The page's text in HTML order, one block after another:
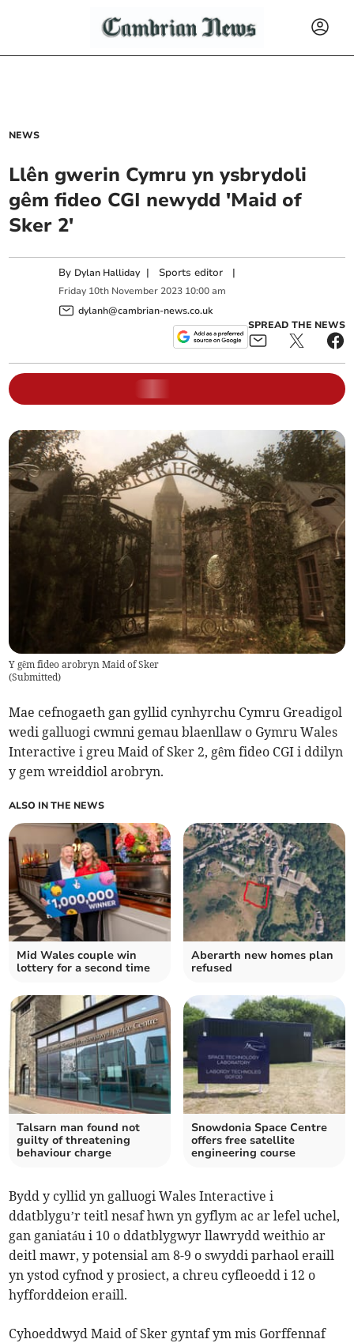
NEWS
Llên gwerin Cymru yn ysbrydoli
gêm fideo CGI newydd 'Maid of
Sker 2'
By Dylan Halliday | Sports editor |
Friday 10th November 2023 10:00 am
dylanh@cambrian-news.co.uk
SPREAD THE NEWS
Y gêm fideo arobryn Maid of Sker
(Submitted)
Mae cefnogaeth gan gyllid cynhyrchu Cymru Greadigol
wedi galluogi cwmni gemau blaenllaw o Gymru Wales
Interactive i greu Maid of Sker 2, gêm fideo CGI i ddilyn
y gem wreiddiol arobryn.
ALSO IN THE NEWS
Mid Wales couple win
lottery for a second time
Aberarth new homes plan
refused
Talsarn man found not
guilty of threatening
behaviour charge
Snowdonia Space Centre
offers free satellite
engineering course
Bydd y cyllid yn galluogi Wales Interactive i
ddatblygu’r teitl nesaf hwn yn gyflym ac ar lefel uchel,
gan ganiatáu i 10 o ddatblygwyr llawrydd weithio ar
deitl mawr, y potensial am 8-9 o swyddi parhaol eraill
yn ystod cyfnod y prosiect, a chreu cyfleoedd i 12 o
hyfforddeion eraill.
Cyhoeddwyd Maid of Sker gyntaf ym mis Gorffennaf